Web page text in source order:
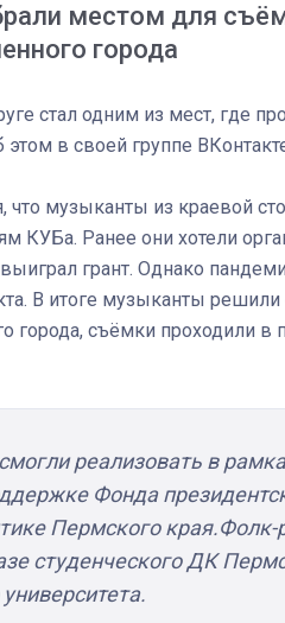
местом для
города
стал одним из мест, где
в своей группе
что музыканты из краевой
КУБа. Ранее они хотели
грант. Однако
В итоге музыканты
съёмки проходили в
реализовать в
Фонда
Пермского края.Фолк-
студенческого ДК